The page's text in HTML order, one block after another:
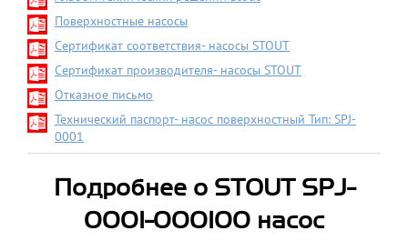
Поверхностные насосы
Сертификат соответствия- насосы STOUT
Сертификат производителя- насосы STOUT
Отказное письмо
Технический паспорт- насос поверхностный Тип: SPJ-
0001
Подробнее о STOUT SPJ-
0001-000100 насос